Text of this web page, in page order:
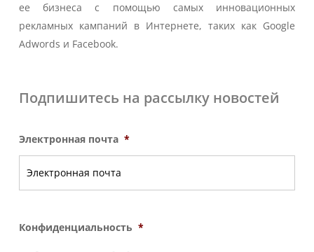
ее бизнеса с помощью самых инновационных
рекламных кампаний в Интернете, таких как Google
Adwords и Facebook.
Подпишитесь на рассылку новостей
Электронная почта *
Конфиденциальность *